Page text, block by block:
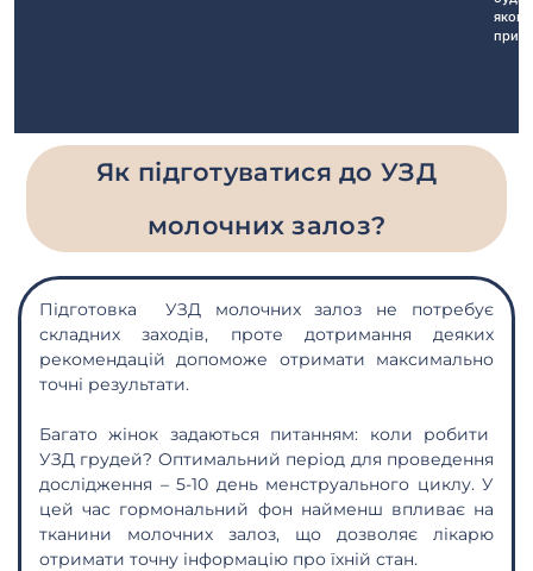
якого
Як підготуватися до УЗД
молочних залоз?
Підготовка УЗД молочних залоз не потребує
складних заходів, проте дотримання деяких
рекомендацій допоможе отримати максимально
точні результати.
Багато жінок задаються питанням: коли робити
УЗД грудей? Оптимальний період для проведення
дослідження – 5-10 день менструального циклу. У
цей час гормональний фон найменш впливає на
тканини молочних залоз, що дозволяє лікарю
отримати точну інформацію про їхній стан.